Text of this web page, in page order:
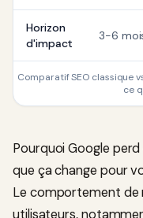
Horizon
d'impact
3-6
Comparatif SEO classique
ce
Pourquoi Google
que ça change pour
Le comportement de
utilisateurs,